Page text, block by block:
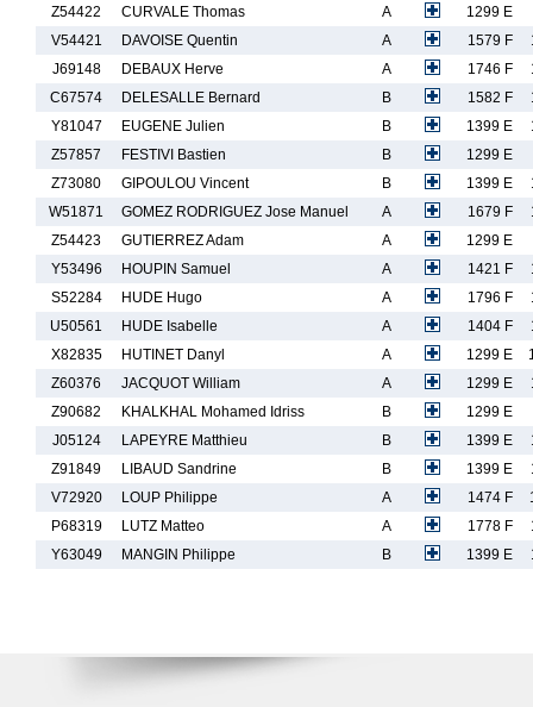
Z54422
CURVALE Thomas A
1299 E
V54421
DAVOISE Quentin A 1579 F
J69148
DEBAUX Herve A 1746 F
C67574
DELESALLE Bernard B 1582 F
Y81047
EUGENE Julien B 1399 E
Z57857
FESTIVI Bastien B
1299 E
Z73080
GIPOULOU Vincent B 1399 E
W51871
GOMEZ RODRIGUEZ Jose Manuel A 1679 F
Z54423
GUTIERREZ Adam A
1299 E
Y53496
HOUPIN Samuel A 1421 F
S52284
HUDE Hugo A 1796 F
U50561
HUDE Isabelle A 1404 F
X82835
HUTINET Danyl A 1299 E
Z60376
JACQUOT William A 1299 E
Z90682
KHALKHAL Mohamed Idriss B
1299 E
J05124
LAPEYRE Matthieu B 1399 E
Z91849
LIBAUD Sandrine B 1399 E
V72920
LOUP Philippe A 1474 F
P68319
LUTZ Matteo A 1778 F
Y63049
MANGIN Philippe B 1399 E